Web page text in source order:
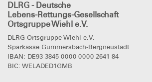
DLRG - Deutsche
Lebens-Rettungs-Gesellschaft
Ortsgruppe Wiehl e.V.
DLRG Ortsgruppe Wiehl e.V.
Sparkasse Gummersbach-Bergneustadt
IBAN: DE93 3845 0000 0000 2641 84
BIC: WELADED1GMB